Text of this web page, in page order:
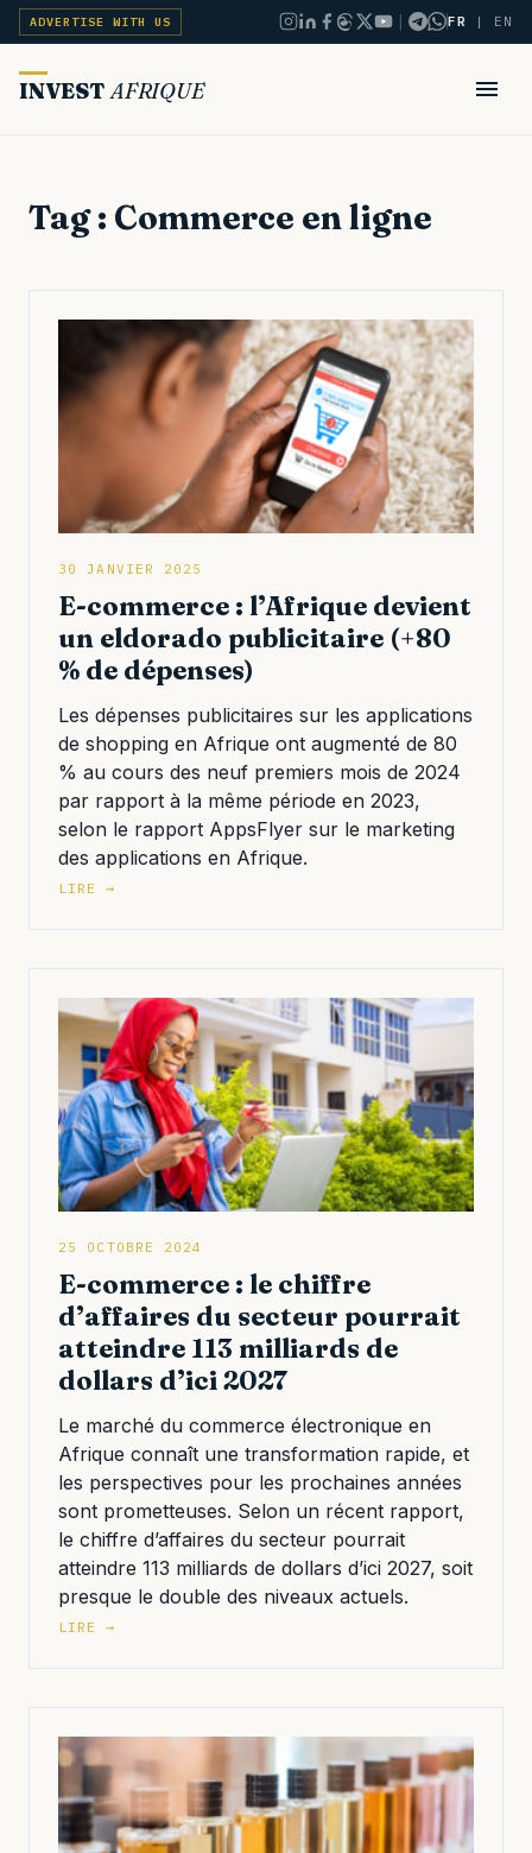
ADVERTISE WITH US | FR | EN
INVEST AFRIQUE
Tag : Commerce en ligne
30 JANVIER 2025
E-commerce : l’Afrique devient
un eldorado publicitaire (+80
% de dépenses)
Les dépenses publicitaires sur les applications
de shopping en Afrique ont augmenté de 80
% au cours des neuf premiers mois de 2024
par rapport à la même période en 2023,
selon le rapport AppsFlyer sur le marketing
des applications en Afrique.
LIRE →
25 OCTOBRE 2024
E-commerce : le chiffre
d’affaires du secteur pourrait
atteindre 113 milliards de
dollars d’ici 2027
Le marché du commerce électronique en
Afrique connaît une transformation rapide, et
les perspectives pour les prochaines années
sont prometteuses. Selon un récent rapport,
le chiffre d’affaires du secteur pourrait
atteindre 113 milliards de dollars d’ici 2027, soit
presque le double des niveaux actuels.
LIRE →